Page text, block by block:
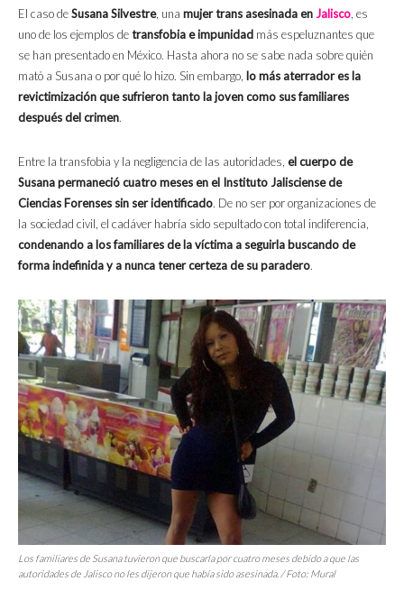
El caso deSusana Silvestre, una mujer trans asesinada enJalisco, es
uno de los ejemplos detransfobia e impunidad más espeluznantes que
se han presentado en México. Hasta ahora no se sabe nada sobre quién
mató a Susana o por qué lo hizo. Sin embargo, lo más aterrador es la
revictimización que sufrieron tanto la joven como sus familiares
después del crimen.
Entre la transfobia y la negligencia de las autoridades, el cuerpo de
Susana permaneció cuatro meses en el Instituto Jalisciense de
Ciencias Forenses sin ser identificado. De no ser por organizaciones de
la sociedad civil, el cadáver habría sido sepultado con total indiferencia,
condenando a los familiares de la víctima a seguirla buscando de
forma indefinida y a nunca tener certeza de su paradero.
Los familiares de Susana tuvieron que buscarla por cuatro meses debido a que las
autoridades de Jalisco no les dijeron que había sido asesinada. / Foto: Mural